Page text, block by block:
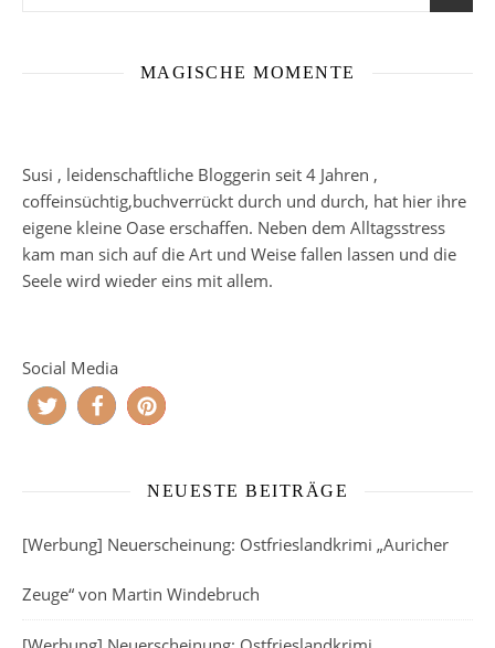
MAGISCHE MOMENTE
Susi , leidenschaftliche Bloggerin seit 4 Jahren ,
coffeinsüchtig,buchverrückt durch und durch, hat hier ihre
eigene kleine Oase erschaffen. Neben dem Alltagsstress
kam man sich auf die Art und Weise fallen lassen und die
Seele wird wieder eins mit allem.
Social Media
NEUESTE BEITRÄGE
[Werbung] Neuerscheinung: Ostfrieslandkrimi „Auricher
Zeuge“ von Martin Windebruch